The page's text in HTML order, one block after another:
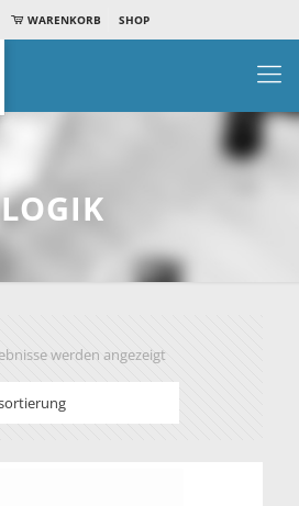
WARENKORB SHOP
LOGIK
werden angezeigt